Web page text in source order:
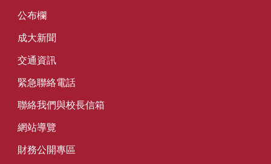
公布欄
成大新聞
交通資訊
緊急聯絡電話
聯絡我們與校長信箱
網站導覽
財務公開專區